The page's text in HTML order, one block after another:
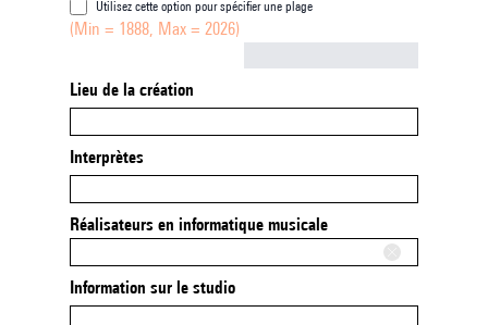
Utilisez cette option pour spécifier une plage
(Min = 1888, Max = 2026)
Lieu de la création
Interprètes
Réalisateurs en informatique musicale
Information sur le studio